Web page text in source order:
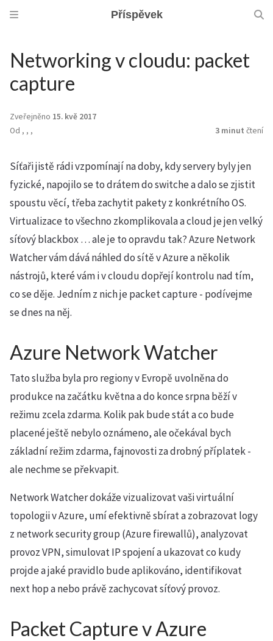
Příspěvek
Networking v cloudu: packet
capture
Zveřejněno 15. kvě 2017
Od , , , 3 minut čtení
Síťaři jistě rádi vzpomínají na doby, kdy servery byly jen
fyzické, napojilo se to drátem do switche a dalo se zjistit
spoustu věcí, třeba zachytit pakety z konkrétního OS.
Virtualizace to všechno zkomplikovala a cloud je jen velký
síťový blackbox … ale je to opravdu tak? Azure Network
Watcher vám dává náhled do sítě v Azure a několik
nástrojů, které vám i v cloudu dopřejí kontrolu nad tím,
co se děje. Jedním z nich je packet capture - podívejme
se dnes na něj.
Azure Network Watcher
Tato služba byla pro regiony v Evropě uvolněna do
produkce na začátku května a do konce srpna běží v
režimu zcela zdarma. Kolik pak bude stát a co bude
placené ještě nebylo oznámeno, ale očekával bych
základní režim zdarma, fajnovosti za drobný příplatek -
ale nechme se překvapit.
Network Watcher dokáže vizualizovat vaši virtuální
topologii v Azure, umí efektivně sbírat a zobrazovat logy
z network security group (Azure firewallů), analyzovat
provoz VPN, simulovat IP spojení a ukazovat co kudy
projde a jaké pravidlo bude aplikováno, identifikovat
next hop a nebo právě zachycovat síťový provoz.
Packet Capture v Azure